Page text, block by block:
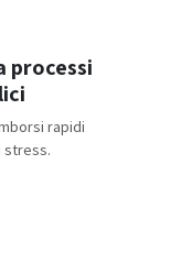
processi
rapidi
stress.